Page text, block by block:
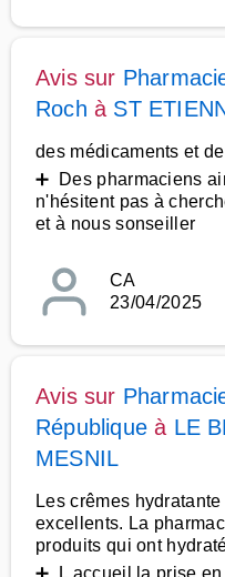
Avis sur
Roch à ST
des médicaments et
➕ Des pharmaciens
n'hésitent pas à
et à nous sonseiller
CA
23/04/2025
Avis sur
République à LE
MESNIL
Les crêmes
excellents. La
produits qui ont
➕ L accueil la prise